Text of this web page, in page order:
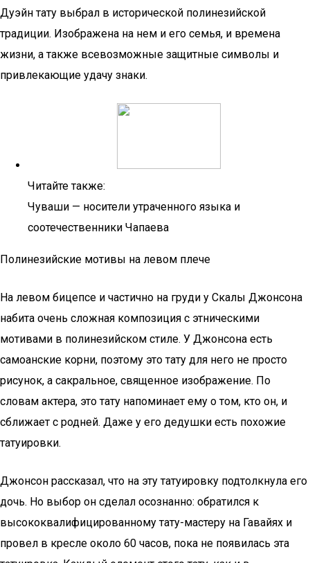
Дуэйн тату выбрал в исторической полинезийской
традиции. Изображена на нем и его семья, и времена
жизни, а также всевозможные защитные символы и
привлекающие удачу знаки.
Читайте также:
Чуваши — носители утраченного языка и
соотечественники Чапаева
Полинезийские мотивы на левом плече
На левом бицепсе и частично на груди у Скалы Джонсона
набита очень сложная композиция с этническими
мотивами в полинезийском стиле. У Джонсона есть
самоанские корни, поэтому это тату для него не просто
рисунок, а сакральное, священное изображение. По
словам актера, это тату напоминает ему о том, кто он, и
сближает с родней. Даже у его дедушки есть похожие
татуировки.
Джонсон рассказал, что на эту татуировку подтолкнула его
дочь. Но выбор он сделал осознанно: обратился к
высококвалифицированному тату-мастеру на Гавайях и
провел в кресле около 60 часов, пока не появилась эта